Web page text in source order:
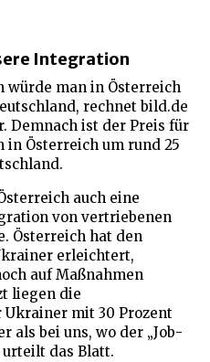
Integration
würde man in Österreich
rechnet bild.de
Demnach ist der Preis für
Österreich um rund 25
auch eine
von vertriebenen
Österreich hat den
erleichtert,
auf Maßnahmen
liegen die
mit 30 Prozent
als bei uns, wo der „Job-
urteilt das Blatt.